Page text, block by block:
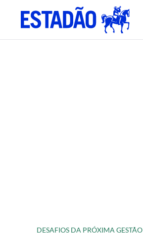
DESAFIOS DA PRÓXIMA GESTÃO